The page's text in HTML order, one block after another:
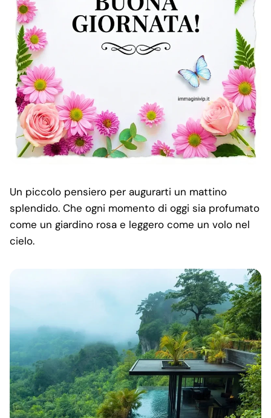
Un piccolo pensiero per augurarti un mattino
splendido. Che ogni momento di oggi sia profumato
come un giardino rosa e leggero come un volo nel
cielo.